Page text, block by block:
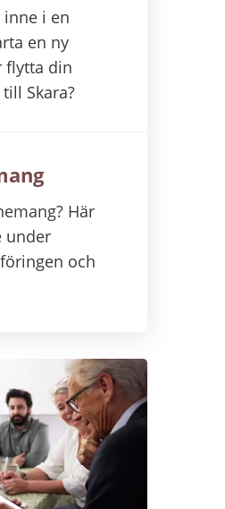
inne i en
en ny
flytta din
Skara?
Här
under
och